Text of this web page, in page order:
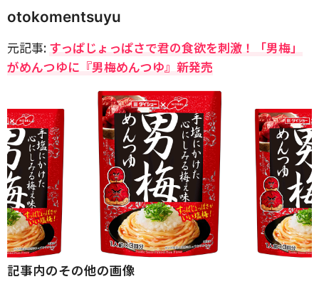
otokomentsuyu
元記事: すっぱじょっぱさで君の食欲を刺激！「男梅」
がめんつゆに『男梅めんつゆ』新発売
記事内のその他の画像